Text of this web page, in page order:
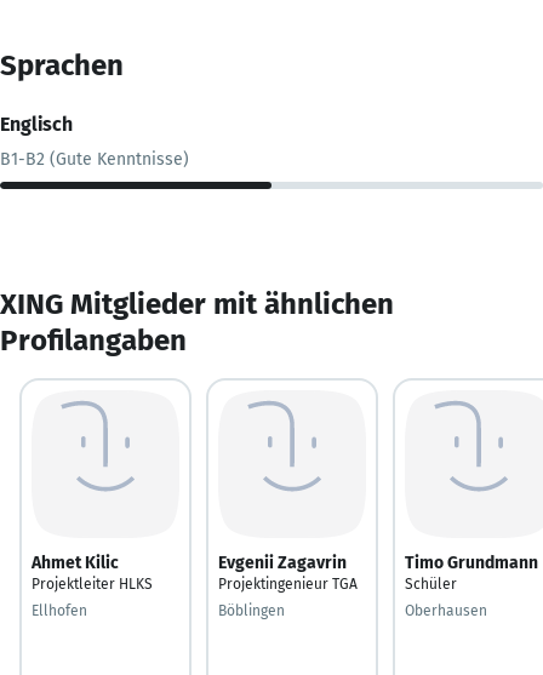
Sprachen
Englisch
B1-B2 (Gute Kenntnisse)
XING Mitglieder mit ähnlichen
Profilangaben
Ahmet Kilic
Projektleiter HLKS
Ellhofen
Evgenii Zagavrin
Projektingenieur TGA
Böblingen
Timo Grundmann
Schüler
Oberhausen